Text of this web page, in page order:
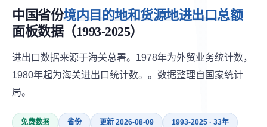
中国省份境内目的地和货源地进出口总额
面板数据（1993-2025）
进出口数据来源于海关总署。1978年为外贸业务统计数，
1980年起为海关进出口统计数。。数据整理自国家统计
局。
免费数据 省份 更新 2026-08-09 1993-2025 · 33年